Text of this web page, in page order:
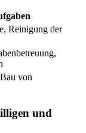
Reinigung der
von
und